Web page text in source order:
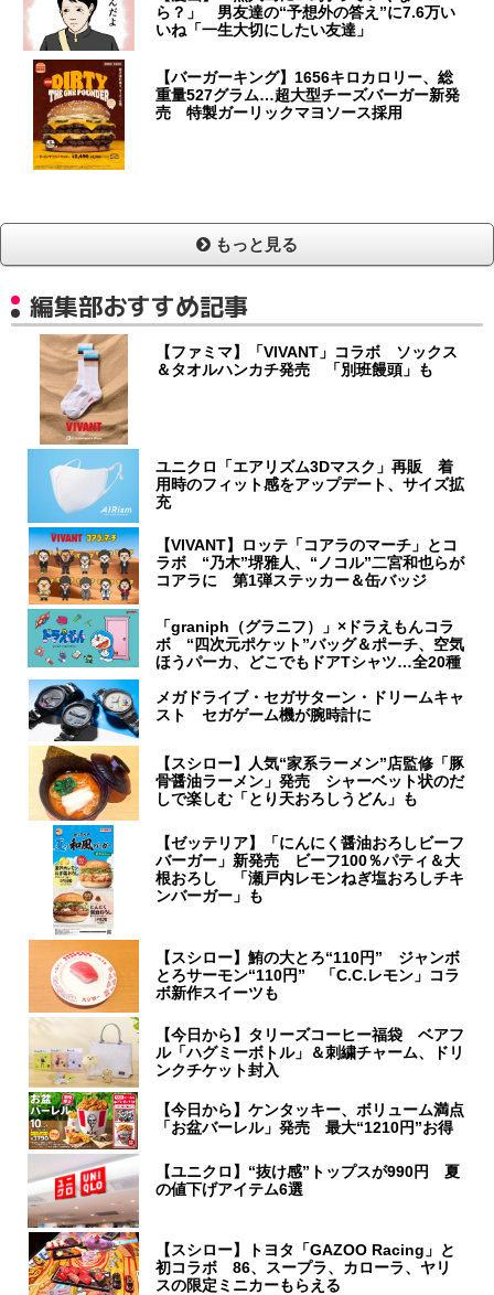
ら？」 男友達の“予想外の答え”に7.6万い
いね「一生大切にしたい友達」
【バーガーキング】1656キロカロリー、総
重量527グラム…超大型チーズバーガー新発
売 特製ガーリックマヨソース採用
もっと見る
編集部おすすめ記事
【ファミマ】「VIVANT」コラボ ソックス
＆タオルハンカチ発売 「別班饅頭」も
ユニクロ「エアリズム3Dマスク」再販 着
用時のフィット感をアップデート、サイズ拡
充
【VIVANT】ロッテ「コアラのマーチ」とコ
ラボ “乃木”堺雅人、“ノコル”二宮和也らが
コアラに 第1弾ステッカー＆缶バッジ
「graniph（グラニフ）」×ドラえもんコラ
ボ “四次元ポケット”バッグ＆ポーチ、空気
ほうパーカ、どこでもドアTシャツ…全20種
メガドライブ・セガサターン・ドリームキャ
スト セガゲーム機が腕時計に
【スシロー】人気“家系ラーメン”店監修「豚
骨醤油ラーメン」発売 シャーベット状のだ
しで楽しむ「とり天おろしうどん」も
【ゼッテリア】「にんにく醤油おろしビーフ
バーガー」新発売 ビーフ100％パティ＆大
根おろし 「瀬戸内レモンねぎ塩おろしチキ
ンバーガー」も
【スシロー】鮪の大とろ“110円” ジャンボ
とろサーモン“110円” 「C.C.レモン」コラ
ボ新作スイーツも
【今日から】タリーズコーヒー福袋 ベアフ
ル「ハグミーボトル」＆刺繍チャーム、ドリ
ンクチケット封入
【今日から】ケンタッキー、ボリューム満点
「お盆バーレル」発売 最大“1210円”お得
【ユニクロ】“抜け感”トップスが990円 夏
の値下げアイテム6選
【スシロー】トヨタ「GAZOO Racing」と
初コラボ 86、スープラ、カローラ、ヤリ
スの限定ミニカーもらえる